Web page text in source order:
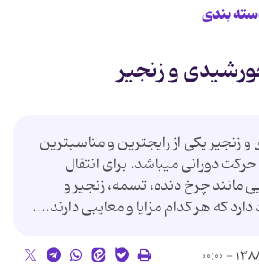
بندی
و زنجیر
زنجیر یکی از رایج‏ترین و مناسب‏ترین
دورانی می‏باشد. برای انتقال
مانند چرخ دنده، تسمه، زنجیر و
که هر کدام مزایا و معایبی دارند....